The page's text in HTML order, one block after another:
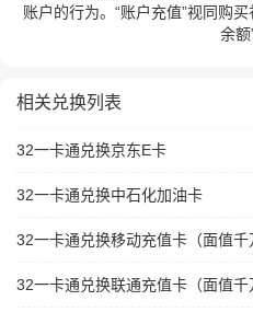
账户的行为。“账户充值”视同购
余额
相关兑换列表
32一卡通兑换京东E卡
32一卡通兑换中石化加油卡
32一卡通兑换移动充值卡（面值千
32一卡通兑换联通充值卡（面值千